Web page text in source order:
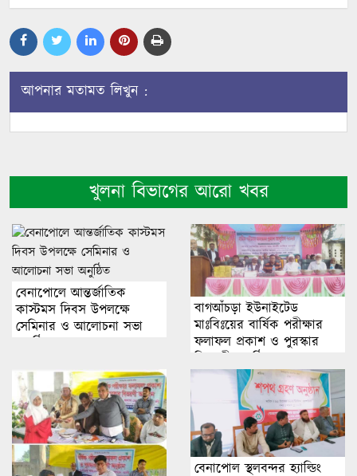
আপনার মতামত লিখুন :
খুলনা বিভাগের আরো খবর
বেনাপোলে আন্তর্জাতিক
কাস্টমস দিবস উপলক্ষে
সেমিনার ও আলোচনা সভা
অনুষ্ঠিত
বাগআঁচড়া ইউনাইটেড
মাঃবিঃয়ের বার্ষিক পরীক্ষার
ফলাফল প্রকাশ ও পুরস্কার
বিতরণী অনুষ্ঠিত।
বেনাপোল স্থলবন্দর হ্যাল্ডিং